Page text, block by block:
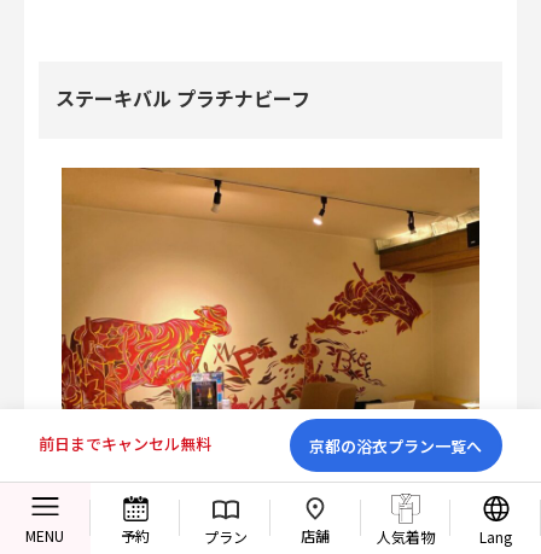
MENU 予約 プラン 店舗 人気着物 Lang
ステーキバル プラチナビーフ
前日までキャンセル無料 京都の浴衣プラン一覧へ